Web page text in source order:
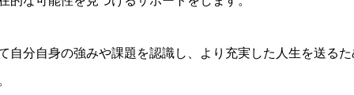
自分自身の強みや課題を認識し、より充実した人生を送る